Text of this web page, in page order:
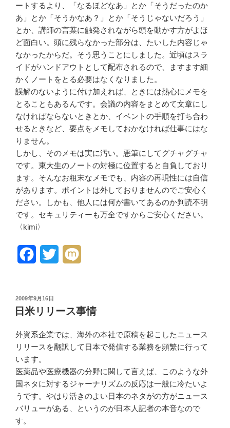
ートするよ り、「なるほどなあ」とか「そう だったのか
あ」とか「そうかなあ ？」とか「そうじゃないだろう」
とか、講師の言葉に触発されながら頭を動かす方がよほ
ど面白い。 頭に残らなかった部分は、たいした内容じゃ
なかったからだ。そう思うことにしました。近頃はスラ
イ ドがハンドアウトとして配布されるので、ますます細
かくノートをとる必要はなくなりました。
誤解のないように付け加えれば、
ときには熱心にメモを
とることもあるんです。会議の内容をまとめて文章にし
なければならないときとか、イベントの手順を打ち合わ
せる ときなど、要点をメモしておかなければ仕事にはな
りません。
しかし、そのメモは実に汚い。悪筆にしてグチャグチャ
です。 東大生のノートの対極に位置する と自負しており
ます。そんなお粗末なメモでも、内容の再現性には自信
があります。ポイントは外しておりませんのでご安心く
ださい。しかも、他人には何が書いてあるのか判読不明
です。セキュ リティーも万全ですからご安心く ださい。
〈kimi〉
e
o
o
k
t
e
i
投
稿
日:
2009年9月16日
日米リリース事情
外資系企業では、海外の本社で原稿を起こしたニュース
リリースを翻訳して日本で発信する業務を頻繁に行って
います。
医薬品や医療機器の分野に関して言えば、このような外
国ネタに対するジャーナリズムの反応は一般に冷たいよ
うです。やはり活きのよい日本のネタがの方がニュース
バリューがある、という のが日本人記者の本音なので
す。